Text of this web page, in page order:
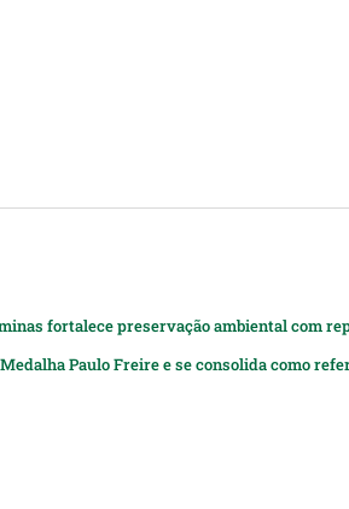
fortalece preservação ambiental com
Paulo Freire e se consolida como